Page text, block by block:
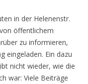
in der Helenenstr.
öffentlichem
zu informieren,
eingeladen. Ein dazu
nicht wieder, wie die
war: Viele Beiträge